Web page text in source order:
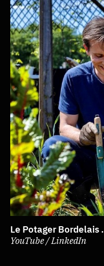
Le Potager Bordelais .
YouTube / LinkedIn